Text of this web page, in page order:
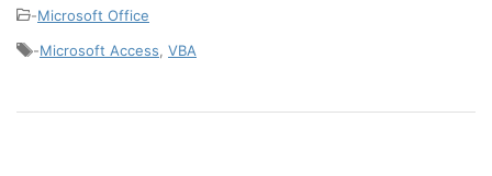
-Microsoft Office
-Microsoft Access VBA